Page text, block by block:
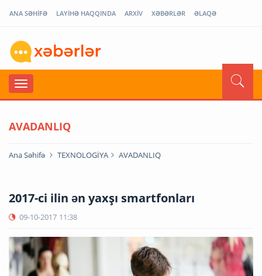
ANA SƏHİFƏ LAYİHƏ HAQQINDA ARXİV XƏBƏRLƏR ƏLAQƏ
AVADANLIQ
Ana Səhifə TEXNOLOGİYA AVADANLIQ
2017-ci ilin ən yaxşı smartfonları
09-10-2017 11:38